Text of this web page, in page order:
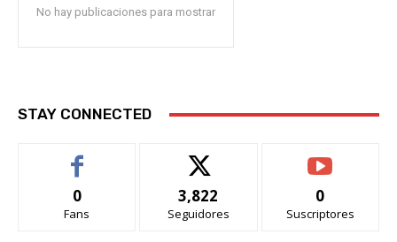
No hay publicaciones para mostrar
STAY CONNECTED
0
Fans
3,822
Seguidores
0
Suscriptores